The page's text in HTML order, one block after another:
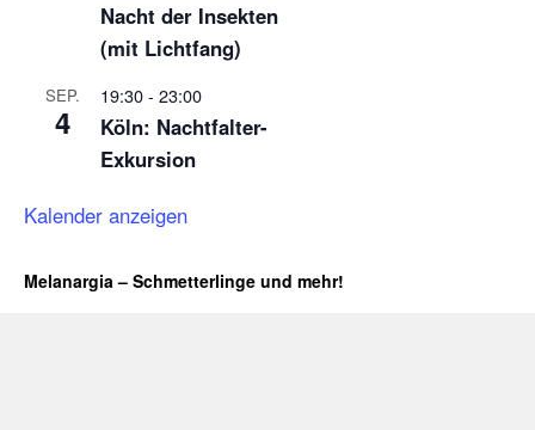
Nacht der Insekten
(mit Lichtfang)
SEP.
4
19:30- 23:00
Köln: Nachtfalter-
Exkursion
Kalender anzeigen
Melanargia – Schmetterlinge und mehr!